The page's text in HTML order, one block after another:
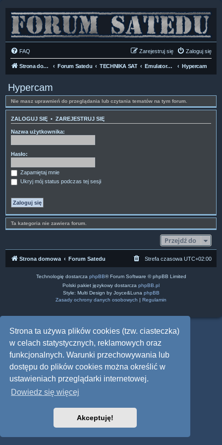
Strona ta używa plików cookies (tzw. ciasteczka)
w celach statystycznych, reklamowych oraz
funkcjonalnych. Warunki przechowywania lub
dostępu do plików cookies można określić w
ustawieniach przeglądarki internetowej.
Dowiedz się więcej
Akceptuję!
FAQ Zaloguj się
Zarejestruj się
Strona domowa Forum Satedu TECHNIKA SAT Emulators & Cardservers Hypercam
Hypercam
Nie masz uprawnień do przeglądania lub czytania tematów na tym forum.
ZALOGUJ SIĘ • ZAREJESTRUJ SIĘ
Nazwa użytkownika:
Hasło:
Zapamiętaj mnie
Ukryj mój status podczas tej sesji
Ta kategoria nie zawiera forum.
Przejdź do
Strona domowa Forum Satedu Strefa czasowa UTC+02:00
Technologię dostarcza phpBB® Forum Software © phpBB Limited
Polski pakiet językowy dostarcza phpBB.pl
Style: Multi Design by Joyce&Luna phpBB
Zasady ochrony danych osobowych | Regulamin